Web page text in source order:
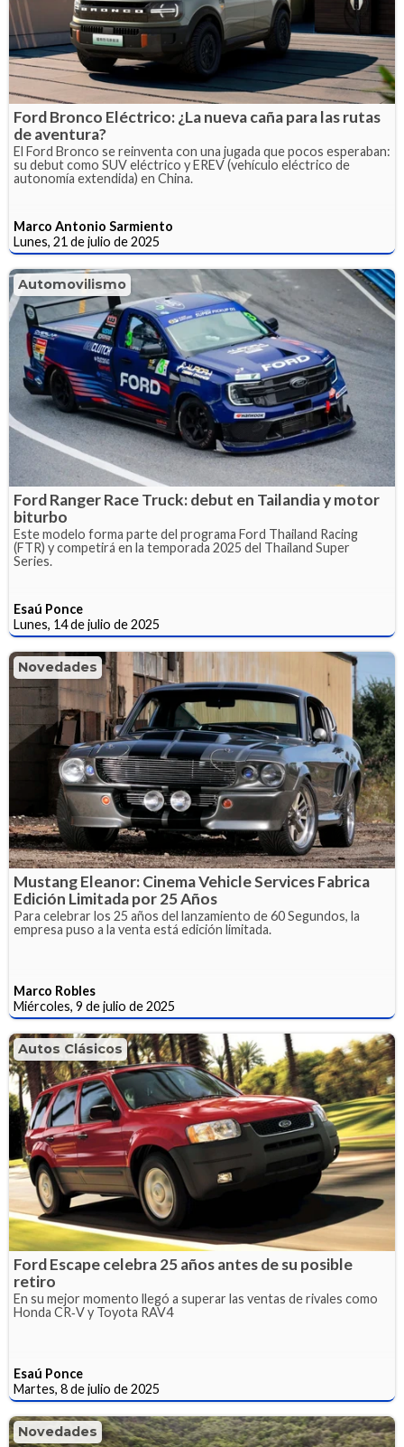
Ford Bronco Eléctrico: ¿La nueva caña para las rutas
de aventura?
El Ford Bronco se reinventa con una jugada que pocos esperaban:
su debut como SUV eléctrico y EREV (vehículo eléctrico de
autonomía extendida) en China.
Marco Antonio Sarmiento
Lunes, 21 de julio de 2025
Automovilismo
Ford Ranger Race Truck: debut en Tailandia y motor
biturbo
Este modelo forma parte del programa Ford Thailand Racing
(FTR) y competirá en la temporada 2025 del Thailand Super
Series.
Esaú Ponce
Lunes, 14 de julio de 2025
Novedades
Mustang Eleanor: Cinema Vehicle Services Fabrica
Edición Limitada por 25 Años
Para celebrar los 25 años del lanzamiento de 60 Segundos, la
empresa puso a la venta está edición limitada.
Marco Robles
Miércoles, 9 de julio de 2025
Autos Clásicos
Ford Escape celebra 25 años antes de su posible
retiro
En su mejor momento llegó a superar las ventas de rivales como
Honda CR‑V y Toyota RAV4
Esaú Ponce
Martes, 8 de julio de 2025
Novedades